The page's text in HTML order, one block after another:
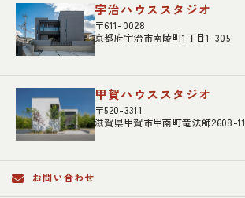
宇治ハウススタジオ
〒611-0028
京都府宇治市南陵町1丁目1-305
甲賀ハウススタジオ
〒520-3311
滋賀県甲賀市甲南町竜法師2608-11
お問い合わせ